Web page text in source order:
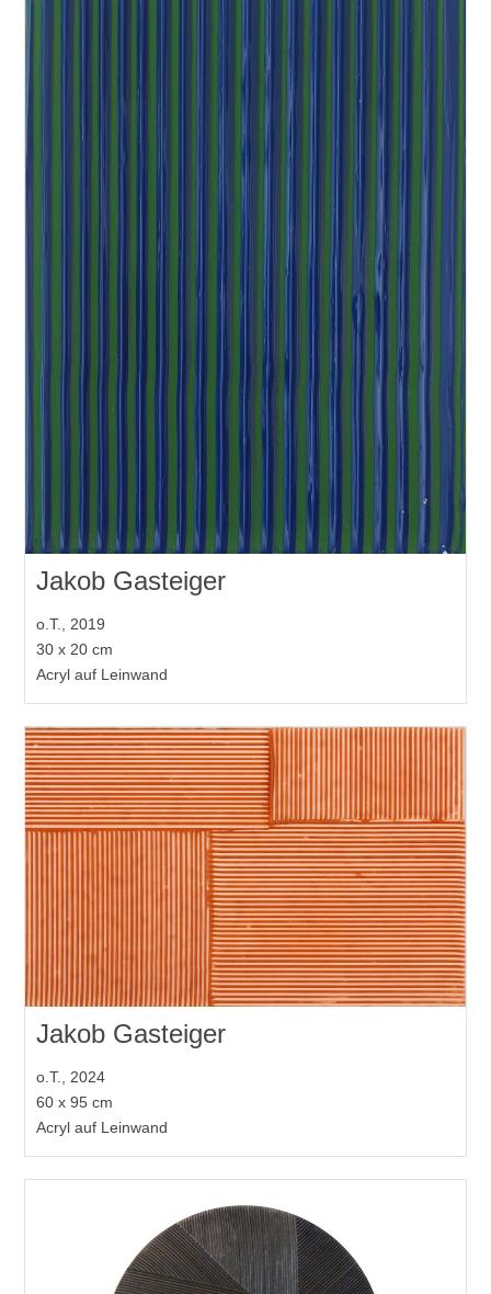
Jakob Gasteiger
o.T., 2019
30 x 20 cm
Acryl auf Leinwand
Jakob Gasteiger
o.T., 2024
60 x 95 cm
Acryl auf Leinwand